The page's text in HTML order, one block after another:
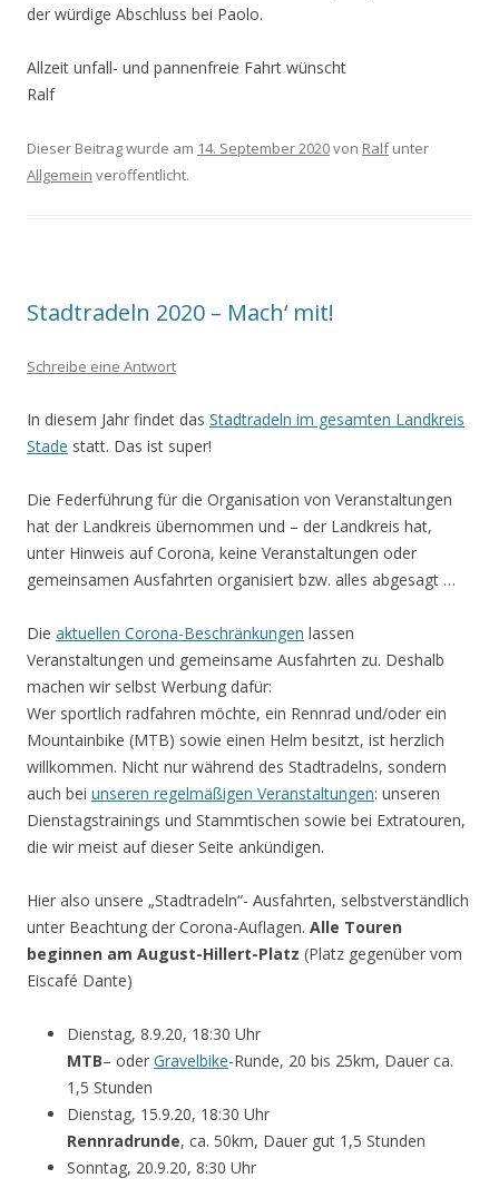
der würdige Abschluss bei Paolo.
Allzeit unfall- und pannenfreie Fahrt wünscht
Ralf
Dieser Beitrag wurde am 14. September 2020von Ralfunter
Allgemein veröffentlicht.
Stadtradeln 2020 – Mach‘ mit!
Schreibe eine Antwort
In diesem Jahr findet das Stadtradeln im gesamten Landkreis
Stade statt. Das ist super!
Die Federführung für die Organisation von Veranstaltungen
hat der Landkreis übernommen und – der Landkreis hat,
unter Hinweis auf Corona, keine Veranstaltungen oder
gemeinsamen Ausfahrten organisiert bzw. alles abgesagt …
Die aktuellen Corona-Beschränkungen lassen
Veranstaltungen und gemeinsame Ausfahrten zu. Deshalb
machen wir selbst Werbung dafür:
Wer sportlich radfahren möchte, ein Rennrad und/oder ein
Mountainbike (MTB) sowie einen Helm besitzt, ist herzlich
willkommen. Nicht nur während des Stadtradelns, sondern
auch bei unseren regelmäßigen Veranstaltungen: unseren
Dienstagstrainings und Stammtischen sowie bei Extratouren,
die wir meist auf dieser Seite ankündigen.
Hier also unsere „Stadtradeln“- Ausfahrten, selbstverständlich
unter Beachtung der Corona-Auflagen. Alle Touren
beginnen am August-Hillert-Platz (Platz gegenüber vom
Eiscafé Dante)
Dienstag, 8.9.20, 18:30 Uhr
MTB– oder Gravelbike-Runde, 20 bis 25km, Dauer ca.
1,5 Stunden
Dienstag, 15.9.20, 18:30 Uhr
Rennradrunde, ca. 50km, Dauer gut 1,5 Stunden
Sonntag, 20.9.20, 8:30 Uhr